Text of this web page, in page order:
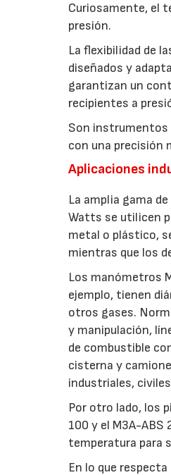
Curiosamente, el
presión.
La flexibilidad de
diseñados y
garantizan un
recipientes a
Son instrumentos
con una precisión
Aplicaciones
La amplia gama
Watts se utilicen
metal o plástico,
mientras que los
Los manómetros
ejemplo, tienen
otros gases.
y manipulación,
de combustible
cisterna y
industriales,
Por otro lado, los
100 y el M3A-
temperatura para
En lo que